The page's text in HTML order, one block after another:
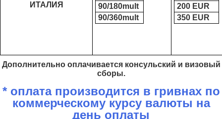
ИТАЛИЯ
90/180mult
90/360mult
200 ЕUR
350 ЕUR
Дополнительно оплачивается консульский и визовый
сборы.
* оплата производится в гривнах по
коммерческому курсу валюты на
день оплаты